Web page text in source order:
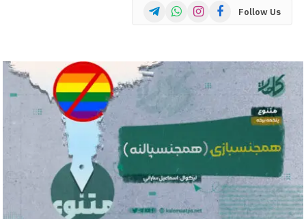
Follow Us
Facebook
Instagram
WhatsApp
Telegram